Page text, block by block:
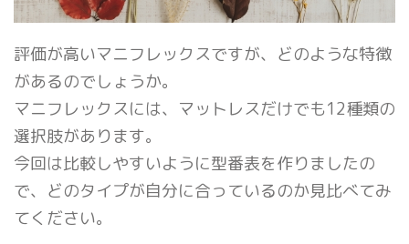
評価が高いマニフレックスですが、どのような特徴
があるのでしょうか。
マニフレックスには、マットレスだけでも12種類の
選択肢があります。
今回は比較しやすいように型番表を作りましたの
で、どのタイプが自分に合っているのか見比べてみ
てください。